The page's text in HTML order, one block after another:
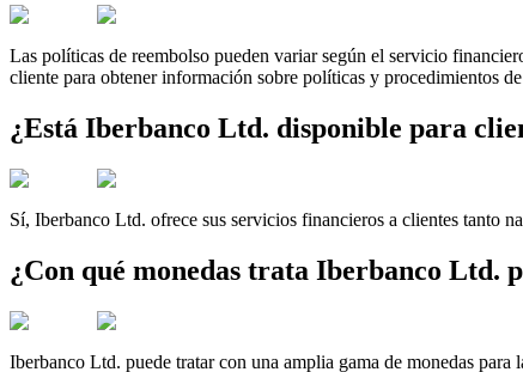
Las políticas de reembolso pueden variar según el servicio
cliente para obtener información sobre políticas y procedimientos
¿Está Iberbanco Ltd. disponible para
Sí, Iberbanco Ltd. ofrece sus servicios financieros a clientes tanto
¿Con qué monedas trata Iberbanco Ltd.
Iberbanco Ltd. puede tratar con una amplia gama de monedas